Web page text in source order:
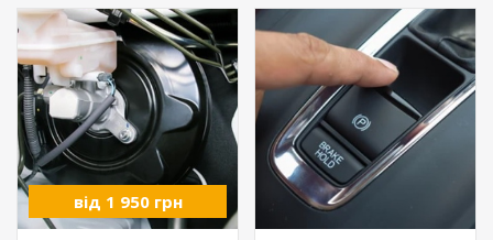
від 1 950 грн